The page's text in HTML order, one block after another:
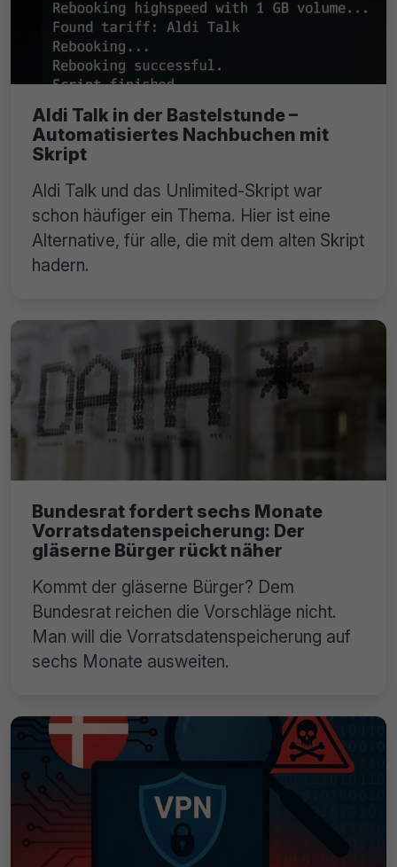
Aldi Talk in der Bastelstunde –
Automatisiertes Nachbuchen mit
Skript
Aldi Talk und das Unlimited-Skript war
schon häufiger ein Thema. Hier ist eine
Alternative, für alle, die mit dem alten Skript
hadern.
Bundesrat fordert sechs Monate
Vorratsdatenspeicherung: Der
gläserne Bürger rückt näher
Kommt der gläserne Bürger? Dem
Bundesrat reichen die Vorschläge nicht.
Man will die Vorratsdatenspeicherung auf
sechs Monate ausweiten.